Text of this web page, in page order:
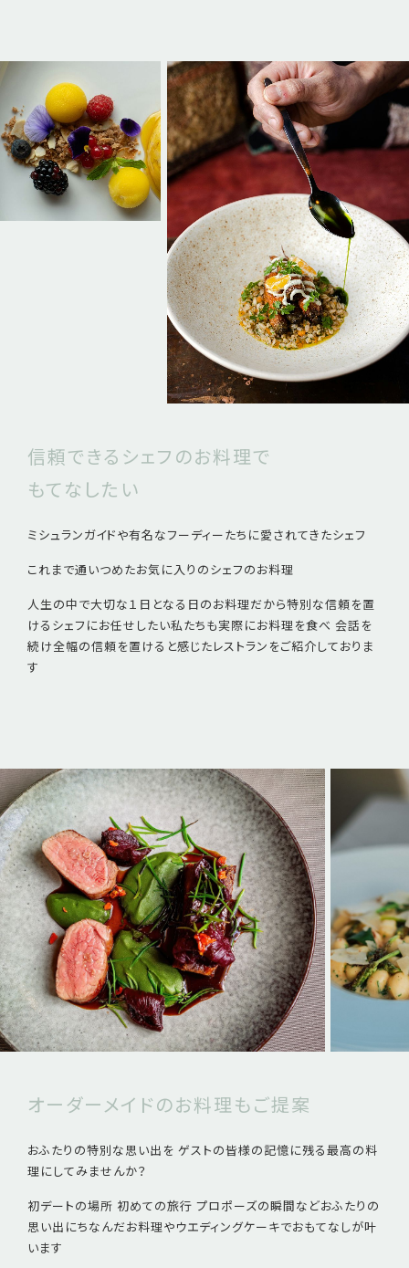
信頼できるシェフのお料理で
もてなしたい
ミシュランガイドや有名なフーディーたちに愛されてきたシェフ
これまで通いつめたお気に入りのシェフのお料理
人生の中で大切な１日となる日のお料理だから特別な信頼を置
けるシェフにお任せしたい私たちも実際にお料理を食べ 会話を
続け全幅の信頼を置けると感じたレストランをご紹介しておりま
す
オーダーメイドのお料理もご提案
おふたりの特別な思い出を ゲストの皆様の記憶に残る最高の料
理にしてみませんか？
初デートの場所 初めての旅行 プロポーズの瞬間などおふたりの
思い出にちなんだお料理やウエディングケーキでおもてなしが叶
います